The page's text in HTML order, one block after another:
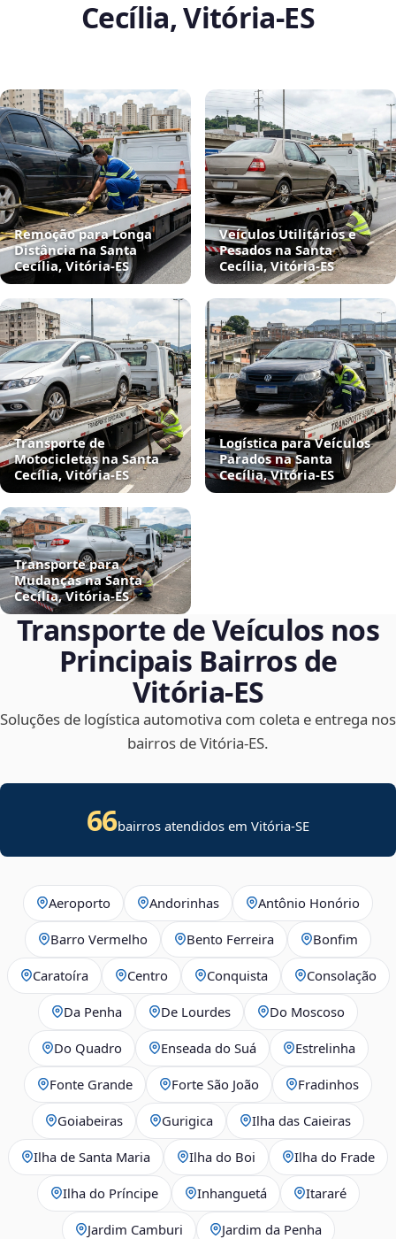
Cecília, Vitória‑ES
Remoção para Longa
Distância na Santa
Cecília, Vitória‑ES
Veículos Utilitários e
Pesados na Santa
Cecília, Vitória‑ES
Transporte de
Motocicletas na Santa
Cecília, Vitória‑ES
Logística para Veículos
Parados na Santa
Cecília, Vitória‑ES
Transporte para
Mudanças na Santa
Cecília, Vitória‑ES
Transporte de Veículos nos
Principais Bairros de
Vitória‑ES
Soluções de logística automotiva com coleta e entrega nos
bairros de Vitória‑ES.
66bairros atendidos em Vitória-SE
Aeroporto Andorinhas Antônio Honório
Barro Vermelho Bento Ferreira Bonfim
Caratoíra Centro Conquista Consolação
Da Penha De Lourdes Do Moscoso
Do Quadro Enseada do Suá Estrelinha
Fonte Grande Forte São João Fradinhos
Goiabeiras Gurigica Ilha das Caieiras
Ilha de Santa Maria Ilha do Boi Ilha do Frade
Ilha do Príncipe Inhanguetá Itararé
Jardim Camburi Jardim da Penha